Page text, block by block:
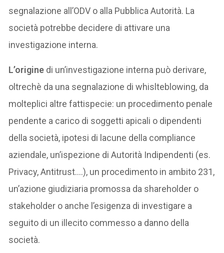
segnalazione all’ODV o alla Pubblica Autorità. La
società potrebbe decidere di attivare una
investigazione interna.
L’origine di un’investigazione interna può derivare,
oltrechè da una segnalazione di whislteblowing, da
molteplici altre fattispecie: un procedimento penale
pendente a carico di soggetti apicali o dipendenti
della società, ipotesi di lacune della compliance
aziendale, un’ispezione di Autorità Indipendenti (es.
Privacy, Antitrust….), un procedimento in ambito 231,
un’azione giudiziaria promossa da shareholder o
stakeholder o anche l’esigenza di investigare a
seguito di un illecito commesso a danno della
società.